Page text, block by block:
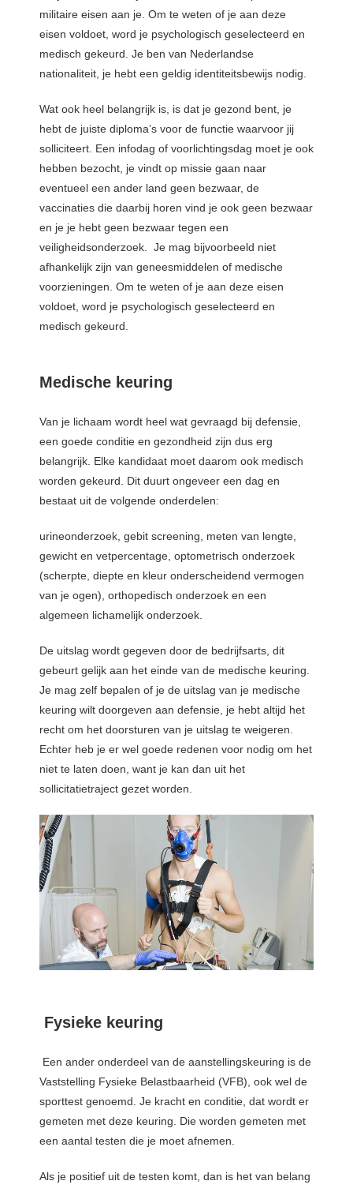
militaire eisen aan je. Om te weten of je aan deze
eisen voldoet, word je psychologisch geselecteerd en
medisch gekeurd. Je ben van Nederlandse
nationaliteit, je hebt een geldig identiteitsbewijs nodig.
Wat ook heel belangrijk is, is dat je gezond bent, je
hebt de juiste diploma’s voor de functie waarvoor jij
solliciteert. Een infodag of voorlichtingsdag moet je ook
hebben bezocht, je vindt op missie gaan naar
eventueel een ander land geen bezwaar, de
vaccinaties die daarbij horen vind je ook geen bezwaar
en je je hebt geen bezwaar tegen een
veiligheidsonderzoek. Je mag bijvoorbeeld niet
afhankelijk zijn van geneesmiddelen of medische
voorzieningen. Om te weten of je aan deze eisen
voldoet, word je psychologisch geselecteerd en
medisch gekeurd.
Medische keuring
Van je lichaam wordt heel wat gevraagd bij defensie,
een goede conditie en gezondheid zijn dus erg
belangrijk. Elke kandidaat moet daarom ook medisch
worden gekeurd. Dit duurt ongeveer een dag en
bestaat uit de volgende onderdelen:
urineonderzoek, gebit screening, meten van lengte,
gewicht en vetpercentage, optometrisch onderzoek
(scherpte, diepte en kleur onderscheidend vermogen
van je ogen), orthopedisch onderzoek en een
algemeen lichamelijk onderzoek.
De uitslag wordt gegeven door de bedrijfsarts, dit
gebeurt gelijk aan het einde van de medische keuring.
Je mag zelf bepalen of je de uitslag van je medische
keuring wilt doorgeven aan defensie, je hebt altijd het
recht om het doorsturen van je uitslag te weigeren.
Echter heb je er wel goede redenen voor nodig om het
niet te laten doen, want je kan dan uit het
sollicitatietraject gezet worden.
Fysieke keuring
Een ander onderdeel van de aanstellingskeuring is de
Vaststelling Fysieke Belastbaarheid (VFB), ook wel de
sporttest genoemd. Je kracht en conditie, dat wordt er
gemeten met deze keuring. Die worden gemeten met
een aantal testen die je moet afnemen.
Als je positief uit de testen komt, dan is het van belang